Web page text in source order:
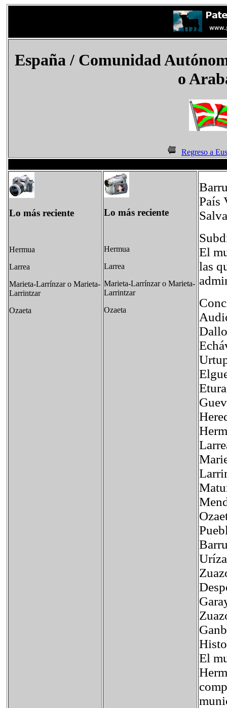
España/ Comunidad
o
Regreso a
Lo más reciente
Hermua
Larrea
Marieta-Larrínzar o Marieta-
Larrintzar
Ozaeta
Lo más reciente
Hermua
Larrea
Marieta-Larrínzar o Marieta-
Larrintzar
Ozaeta
País
El
las
Dallo
Etura
El